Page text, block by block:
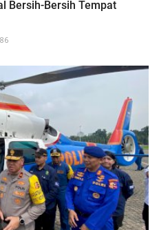
Bersih-Bersih Tempat